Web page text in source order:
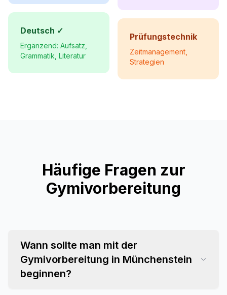
Deutsch ✓
Ergänzend: Aufsatz,
Grammatik, Literatur
Prüfungstechnik
Zeitmanagement,
Strategien
Häufige Fragen zur
Gymivorbereitung
Wann sollte man mit der
Gymivorbereitung in Münchenstein
beginnen?